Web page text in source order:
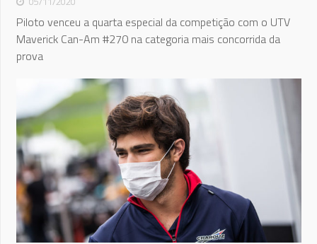
Piloto venceu a quarta especial da competição com o UTV
Maverick Can-Am #270 na categoria mais concorrida da
prova